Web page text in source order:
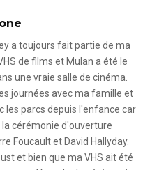
a toujours fait partie de ma
de films et Mulan a été le
une vraie salle de cinéma.
journées avec ma famille et
parcs depuis l'enfance car
cérémonie d'ouverture
Foucault et David Hallyday.
et bien que ma VHS ait été